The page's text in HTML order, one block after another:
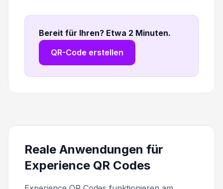
Bereit für Ihren? Etwa 2 Minuten.
QR-Code erstellen
Reale Anwendungen für
Experience QR Codes